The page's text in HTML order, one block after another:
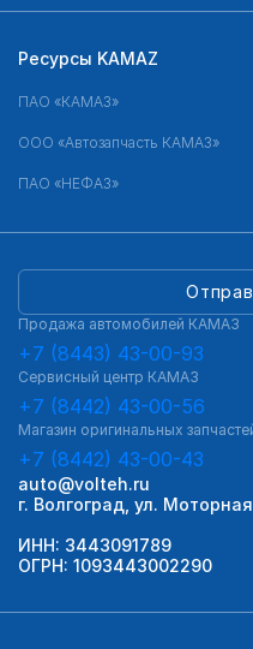
Продажа автомобилей КАМАЗ
+7 (8443) 43-00-93
Сервисный центр КАМАЗ
+7 (8442) 43-00-56
Магазин оригинальных
+7 (8442) 43-00-43
auto@volteh.ru
г. Волгоград, ул.
ИНН: 3443091789
ОГРН: 1093443002290
Ресурсы KAMAZ
ПАО «КАМАЗ»
ООО «Автозапчасть КАМАЗ»
ПАО «НЕФАЗ»